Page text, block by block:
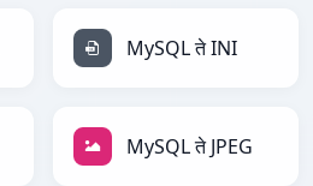
MySQL ते INI
MySQL ते JPEG